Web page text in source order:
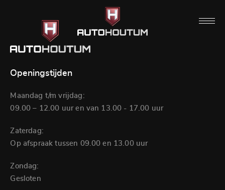
Openingstijden
Maandag t/m vrijdag:
09.00 – 12.00 uur en van 13.00 - 17.00 uur
Zaterdag:
Op afspraak tussen 09.00 en 13.00 uur
Zondag:
Gesloten